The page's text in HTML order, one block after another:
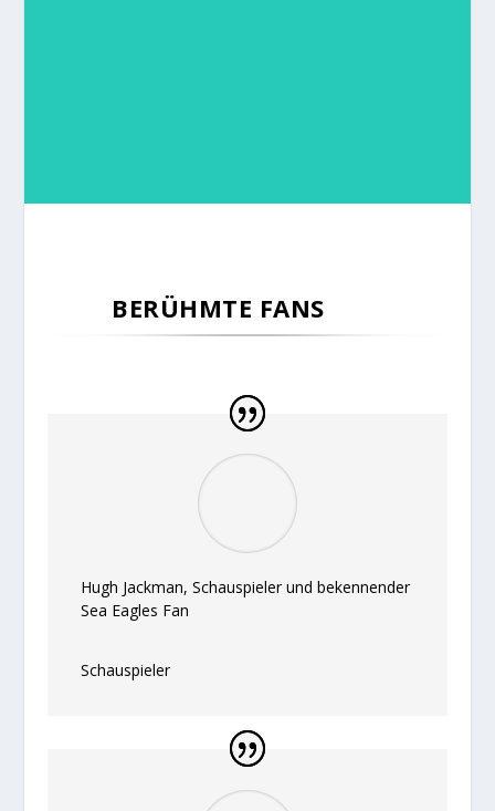
BERÜHMTE FANS
Hugh Jackman, Schauspieler und bekennender
Sea Eagles Fan
Schauspieler